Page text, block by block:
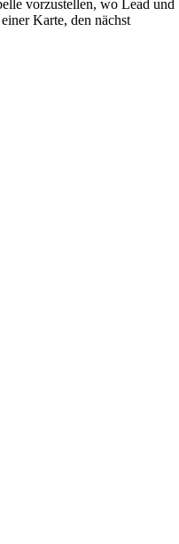
vorzustellen, wo Lead und
Karte, den nächst